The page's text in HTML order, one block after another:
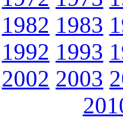
1982 1983
1992 1993
2002 2003